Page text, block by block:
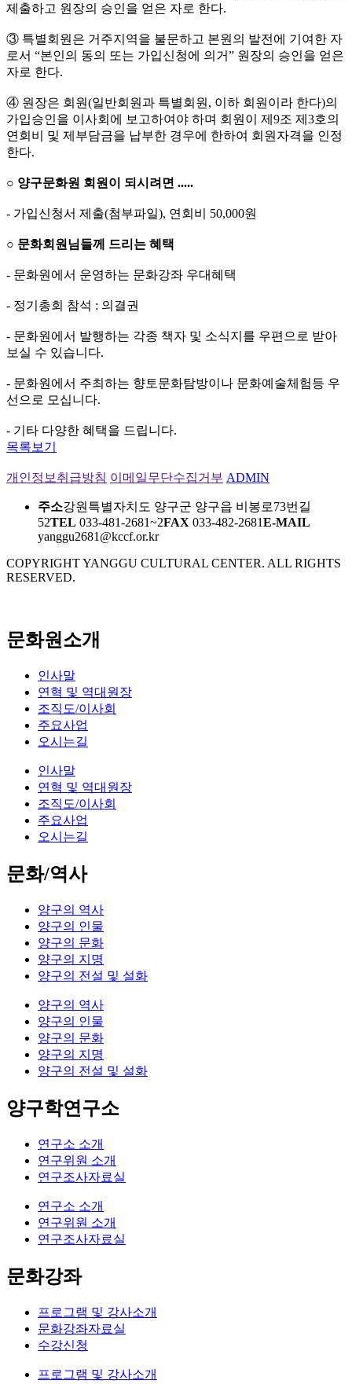
제출하고 원장의 승인을 얻은 자로 한다.
③ 특별회원은 거주지역을 불문하고 본원의 발전에 기여한 자
로서 “본인의 동의 또는 가입신청에 의거” 원장의 승인을 얻은
자로 한다.
④ 원장은 회원(일반회원과 특별회원, 이하 회원이라 한다)의
가입승인을 이사회에 보고하여야 하며 회원이 제9조 제3호의
연회비 및 제부담금을 납부한 경우에 한하여 회원자격을 인정
한다.
○ 양구문화원 회원이 되시려면 .....
- 가입신청서 제출(첨부파일), 연회비 50,000원
○ 문화회원님들께 드리는 혜택
- 문화원에서 운영하는 문화강좌 우대혜택
- 정기총회 참석 : 의결권
- 문화원에서 발행하는 각종 책자 및 소식지를 우편으로 받아
보실 수 있습니다.
- 문화원에서 주최하는 향토문화탐방이나 문화예술체험등 우
선으로 모십니다.
- 기타 다양한 혜택을 드립니다.
목록보기
개인정보취급방침 이메일무단수집거부 ADMIN
주소강원특별자치도 양구군 양구읍 비봉로73번길
52TEL 033-481-2681~2FAX 033-482-2681E-MAIL
yanggu2681@kccf.or.kr
COPYRIGHT YANGGU CULTURAL CENTER. ALL RIGHTS
RESERVED.
문화원소개
인사말
연혁 및 역대원장
조직도/이사회
주요사업
오시는길
인사말
연혁 및 역대원장
조직도/이사회
주요사업
오시는길
문화/역사
양구의 역사
양구의 인물
양구의 문화
양구의 지명
양구의 전설 및 설화
양구의 역사
양구의 인물
양구의 문화
양구의 지명
양구의 전설 및 설화
양구학연구소
연구소 소개
연구위원 소개
연구조사자료실
연구소 소개
연구위원 소개
연구조사자료실
문화강좌
프로그램 및 강사소개
문화강좌자료실
수강신청
프로그램 및 강사소개